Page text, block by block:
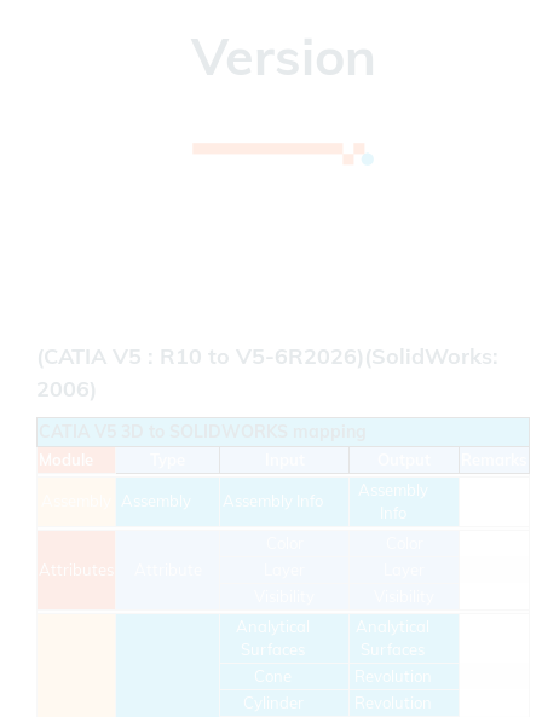
Version
(CATIA V5 : R10 to V5-6R2026)(SolidWorks:
2006)
Assembly Assembly Info
Assembly
Info
Analytical
Surfaces
Analytical
Surfaces
Cone
Revolution
Cylinder
Revolution